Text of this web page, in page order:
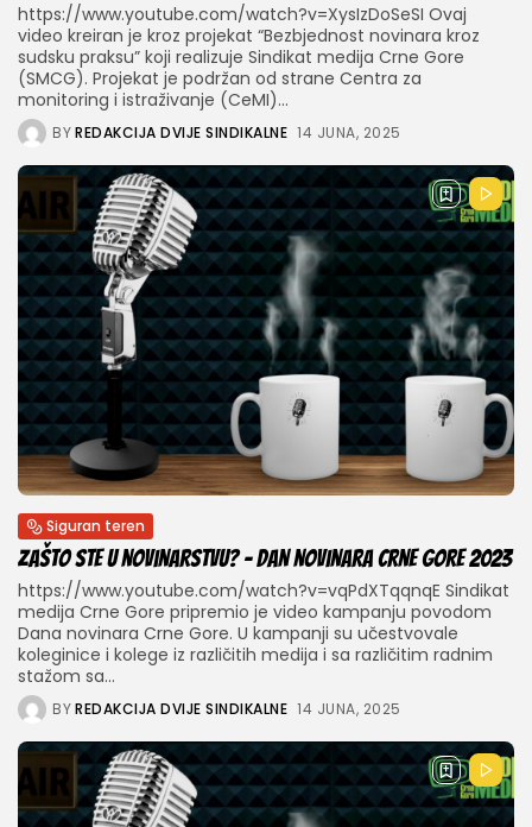
https://www.youtube.com/watch?v=XysIzDoSeSI Ovaj
video kreiran je kroz projekat “Bezbjednost novinara kroz
sudsku praksu” koji realizuje Sindikat medija Crne Gore
(SMCG). Projekat je podržan od strane Centra za
monitoring i istraživanje (CeMI)...
BYREDAKCIJA DVIJE SINDIKALNE 14 JUNA, 2025
Siguran teren
Zašto ste u novinarstvu? – Dan novinara Crne Gore 2023
https://www.youtube.com/watch?v=vqPdXTqqnqE Sindikat
medija Crne Gore pripremio je video kampanju povodom
Dana novinara Crne Gore. U kampanji su učestvovale
koleginice i kolege iz različitih medija i sa različitim radnim
stažom sa...
BYREDAKCIJA DVIJE SINDIKALNE 14 JUNA, 2025